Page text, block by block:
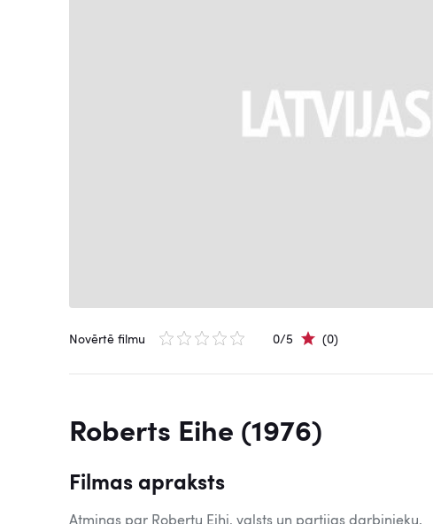
Novērtē filmu 0/5 (0)
Roberts Eihe (1976)
Filmas apraksts